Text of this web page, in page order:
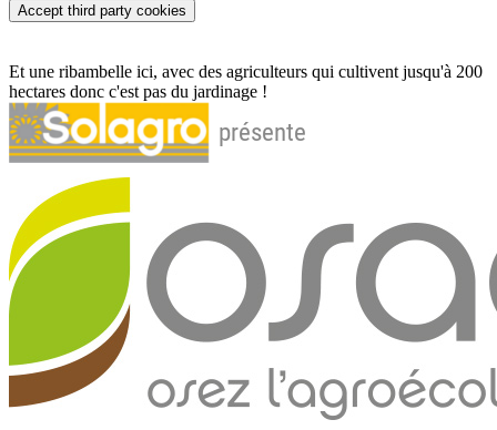
Accept third party cookies
Et une ribambelle ici, avec des agriculteurs qui cultivent jusqu'à 200
hectares donc c'est pas du jardinage !